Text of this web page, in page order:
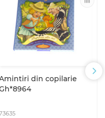
din copilarie